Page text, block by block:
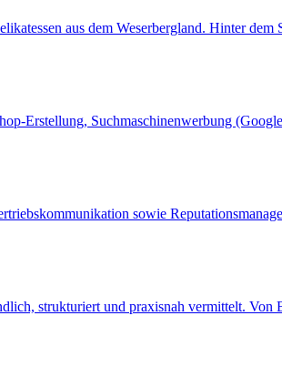
aus dem Weserbergland. Hinter
Erstellung, Suchmaschinenwerbung
sowie
strukturiert und praxisnah vermittelt.